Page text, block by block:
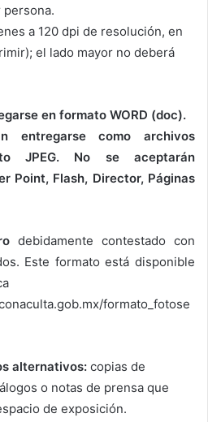
a 120 dpi de resolución, en
el lado mayor no deberá
en formato WORD (doc).
entregarse como archivos
JPEG. No se aceptarán
Point, Flash, Director, Páginas
debidamente contestado con
Este formato está disponible
formato_fotose
alternativos: copias de
o notas de prensa que
de exposición.